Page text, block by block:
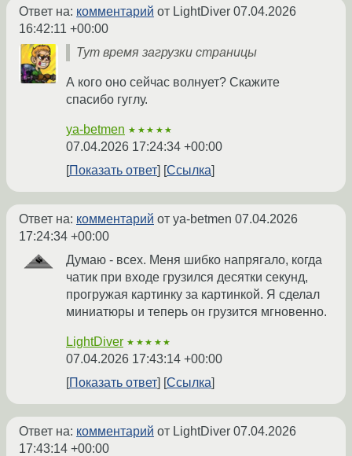
Ответ на: комментарий от LightDiver 07.04.2026
16:42:11 +00:00
Тут время загрузки страницы
А кого оно сейчас волнует? Скажите
спасибо гуглу.
ya-betmen ★★★★★
07.04.2026 17:24:34 +00:00
Показать ответ
Ссылка
Ответ на: комментарий от ya-betmen 07.04.2026
17:24:34 +00:00
Думаю - всех. Меня шибко напрягало, когда
чатик при входе грузился десятки секунд,
прогружая картинку за картинкой. Я сделал
миниатюры и теперь он грузится мгновенно.
LightDiver ★★★★★
07.04.2026 17:43:14 +00:00
Показать ответ
Ссылка
Ответ на: комментарий от LightDiver 07.04.2026
17:43:14 +00:00